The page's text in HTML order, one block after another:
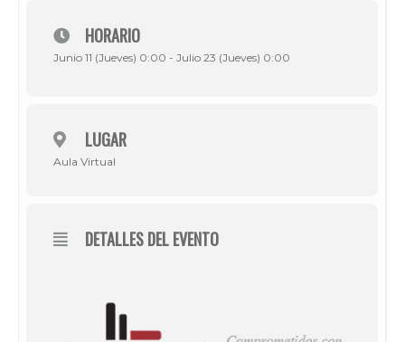
HORARIO
Junio 11 (Jueves) 0:00 - Julio 23 (Jueves) 0:00
LUGAR
Aula Virtual
DETALLES DEL EVENTO